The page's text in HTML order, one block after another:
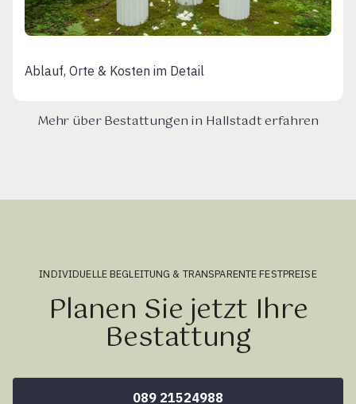
Ablauf, Orte & Kosten im Detail
Mehr über Bestattungen in Hallstadt erfahren
INDIVIDUELLE BEGLEITUNG & TRANSPARENTE FESTPREISE
Planen Sie jetzt Ihre
Bestattung
089 21524988